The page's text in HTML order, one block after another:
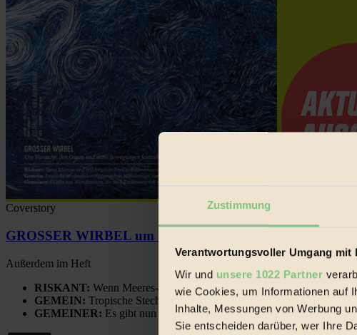
Zustimmung
Verantwortungsvoller Umgang mit
Wir und unsere 1022 Partner
wie Cookies, um Informationen auf
Inhalte, Messungen von Werbung
Sie entscheiden darüber, wer Ihre
Coverstory
GROSSER WIRBEL um Versuche, den Ozean und seine
Außerdem im Heft
RISKANT: Wenn Meeres- und Wildvögel im Freilandhühnerbetrieb
GEMEIN: Tropische Stechmücken fühlen sich in Mitteleuropa
GEMEINER: Es gibt nun Weinflaschen, die nach Entleerung voll